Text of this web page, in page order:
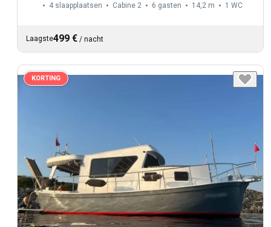
4 slaapplaatsen Cabine 2 6 gasten 14,2 m 1 WC
Laagste499 € / nacht
KORTING